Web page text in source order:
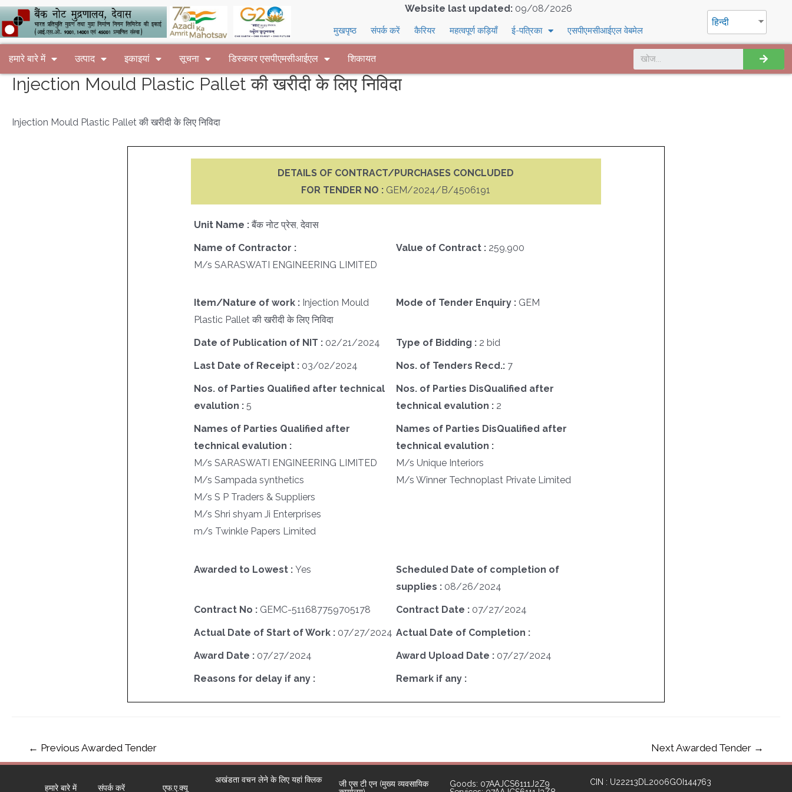
Website last updated: 09/08/2026
मुखपृष्ठ संपर्क करें कैरियर महत्वपूर्ण कड़ियाँ ई-पत्रिका एसपीएमसीआईएल वेबमेल
हिन्दी
हमारे बारे में उत्पाद इकाइयां सूचना डिस्कवर एसपीएमसीआईएल शिकायत
Injection Mould Plastic Pallet की खरीदी के लिए निविदा
Injection Mould Plastic Pallet की खरीदी के लिए निविदा
DETAILS OF CONTRACT/PURCHASES CONCLUDED
FOR TENDER NO : GEM/2024/B/4506191
Unit Name : बैंक नोट प्रेस, देवास
Name of Contractor :
M/s SARASWATI ENGINEERING LIMITED
Value of Contract : 259,900
Item/Nature of work : Injection Mould
Plastic Pallet की खरीदी के लिए निविदा
Mode of Tender Enquiry : GEM
Date of Publication of NIT : 02/21/2024 Type of Bidding : 2 bid
Last Date of Receipt : 03/02/2024 Nos. of Tenders Recd.: 7
Nos. of Parties Qualified after technical
evalution : 5
Nos. of Parties DisQualified after
technical evalution : 2
Names of Parties Qualified after
technical evalution :
M/s SARASWATI ENGINEERING LIMITED
M/s Sampada synthetics
M/s S P Traders & Suppliers
M/s Shri shyam Ji Enterprises
m/s Twinkle Papers Limited
Names of Parties DisQualified after
technical evalution :
M/s Unique Interiors
M/s Winner Technoplast Private Limited
Awarded to Lowest : Yes
Scheduled Date of completion of
supplies : 08/26/2024
Contract No : GEMC-511687759705178 Contract Date : 07/27/2024
Actual Date of Start of Work : 07/27/2024 Actual Date of Completion :
Award Date : 07/27/2024 Award Upload Date : 07/27/2024
Reasons for delay if any : Remark if any :
← Previous Awarded Tender Next Awarded Tender →
हमारे बारे में संपर्क करें एफ.ए.क्यू
अखंडता वचन लेने के लिए यहां क्लिक
जी एस टी एन (मुख्य व्यवसायिक
Goods: 07AAJCS6111J2Z9
CIN : U22213DL2006GOI144763